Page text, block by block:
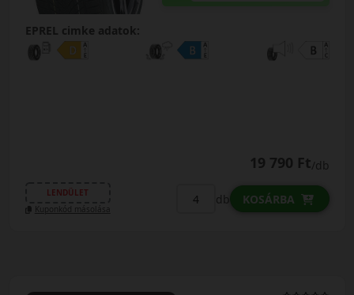
EPREL cimke adatok:
19 790 Ft/db
LENDÜLET
Kuponkód másolása
db KOSÁRBA